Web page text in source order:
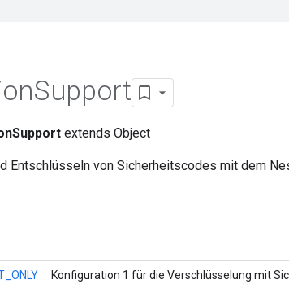
Support
extends Object
Entschlüsseln von Sicherheitscodes mit dem
Konfiguration 1 für die Verschlüsselung mit